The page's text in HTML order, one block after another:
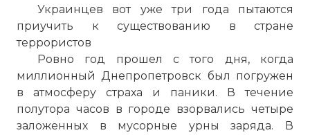
Украинцев вот уже три года пытаются
приучить к существованию в стране
террористов
Ровно год прошел с того дня, когда
миллионный Днепропетровск был погружен
в атмосферу страха и паники. В течение
полутора часов в городе взорвались четыре
заложенных в мусорные урны заряда. В